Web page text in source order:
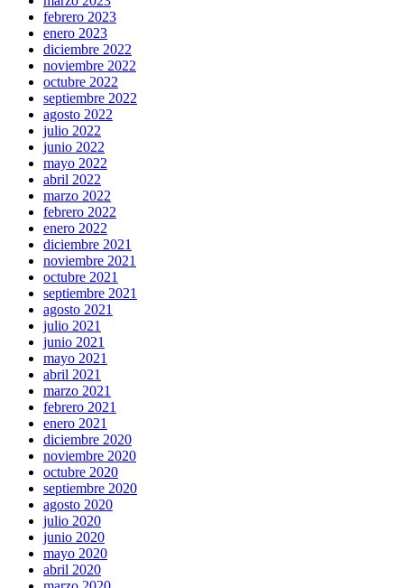
febrero 2023
enero 2023
diciembre 2022
noviembre 2022
octubre 2022
septiembre 2022
agosto 2022
julio 2022
junio 2022
mayo 2022
abril 2022
marzo 2022
febrero 2022
enero 2022
diciembre 2021
noviembre 2021
octubre 2021
septiembre 2021
agosto 2021
julio 2021
junio 2021
mayo 2021
abril 2021
marzo 2021
febrero 2021
enero 2021
diciembre 2020
noviembre 2020
octubre 2020
septiembre 2020
agosto 2020
julio 2020
junio 2020
mayo 2020
abril 2020